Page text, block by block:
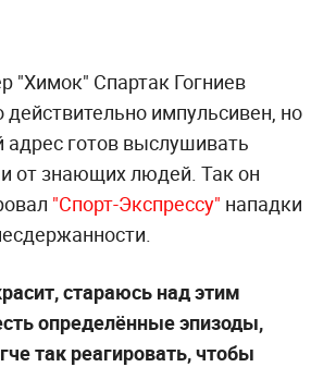
"Химок" Спартак Гогниев
действительно импульсивен, но
адрес готов выслушивать
от знающих людей. Так он
"Спорт-Экспрессу" нападки
стараюсь над этим
определённые эпизоды,
так реагировать, чтобы